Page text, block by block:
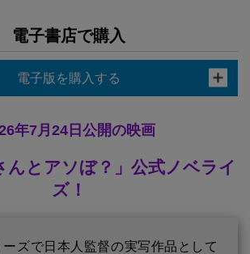
電子書店で購入
電子版を購入する
年7月24日公開の映画
んとアソぼ？」公式ノベライ
ズ！
ーズで日本人監督の実写作品として